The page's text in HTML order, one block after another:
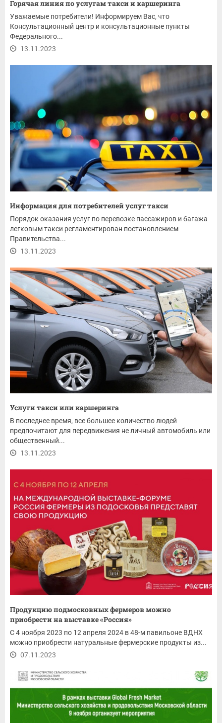
Горячая линия по услугам такси и каршеринга
​​​​​​​Уважаемые потребители! Информируем Вас, что
Консультационный центр и консультационные пункты
Федерального...
13.11.2023
Информация для потребителей услуг такси
Порядок оказания услуг по перевозке пассажиров и багажа
легковым такси регламентирован постановлением
Правительства...
13.11.2023
Услуги такси или каршеринга
В последнее время, все большее количество людей
предпочитают для передвижения не личный автомобиль или
общественный...
13.11.2023
Продукцию подмосковных фермеров можно
приобрести на выставке «Россия»
С 4 ноября 2023 по 12 апреля 2024 в 48-м павильоне ВДНХ
можно приобрести натуральные фермерские продукты из...
07.11.2023